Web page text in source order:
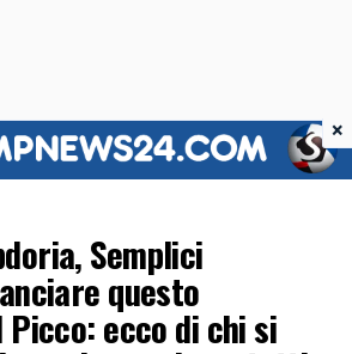
Semplici
questo
ecco di chi si
×